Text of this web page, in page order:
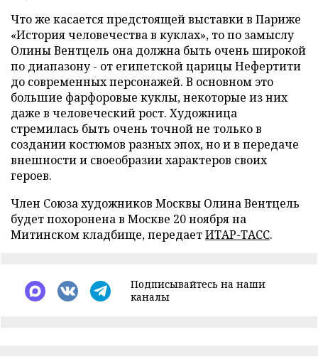
Что же касается предстоящей выставки в Париже
«История человечества в куклах», то по замыслу
Олины Вентцель она должна быть очень широкой
по диапазону - от египетской царицы Нефертити
до современных персонажей. В основном это
большие фарфоровые куклы, некоторые из них
даже в человеческий рост. Художница
стремилась быть очень точной не только в
создании костюмов разных эпох, но и в передаче
внешности и своеобразии характеров своих
героев.
Член Союза художников Москвы Олина Вентцель
будет похоронена в Москве 20 ноября на
Митинском кладбище, передаетИТАР-ТАСС.
Подписывайтесь на наши
каналы